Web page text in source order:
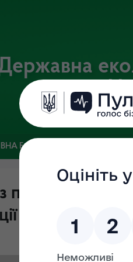
Офіційний веб-портал
БАЗА